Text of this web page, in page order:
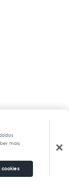
mais
cookies